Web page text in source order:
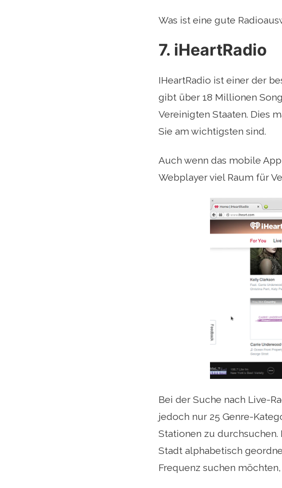
Was ist eine gute
7. iHeartRadio
IHeartRadio ist einer der
gibt über 18 Millionen
Vereinigten Staaten. Dies
Sie am wichtigsten sind.
Auch wenn das mobile
Webplayer viel Raum für
Bei der Suche nach Live-
jedoch nur 25 Genre-
Stationen zu
Stadt alphabetisch
Frequenz suchen